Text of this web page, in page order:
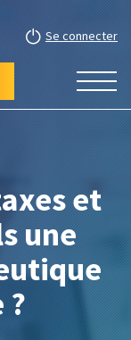
Se connecter
et
une
?